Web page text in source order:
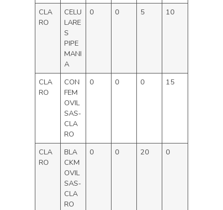
CLA
RO
CELU
LARE
S
PIPE
MANI
A
0 0 5 10
CLA
RO
CON
FEM
OVIL
SAS-
CLA
RO
0 0 0 15
CLA
RO
BLA
CKM
OVIL
SAS-
CLA
RO
0 0 20 0